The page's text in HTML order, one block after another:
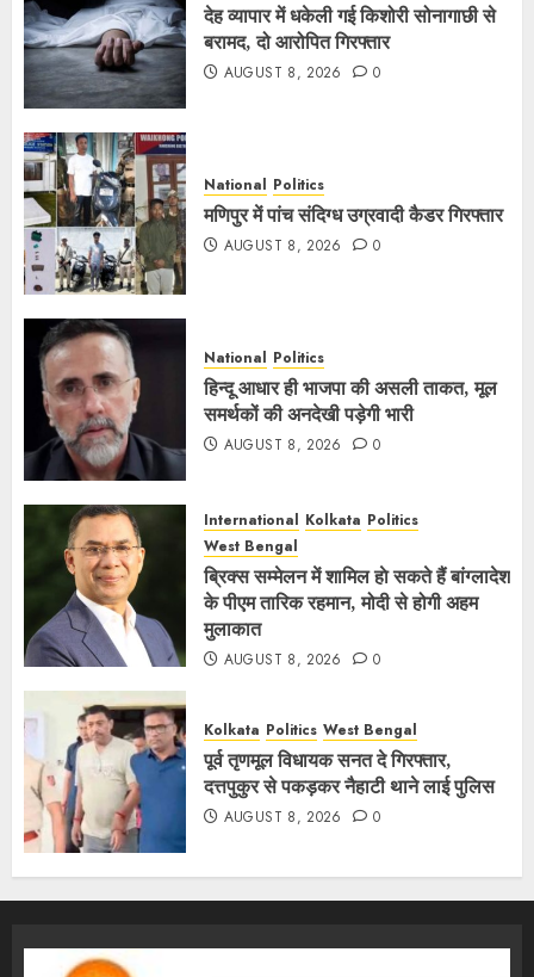
देह व्यापार में धकेली गई किशोरी सोनागाछी से
बरामद, दो आरोपित गिरफ्तार
AUGUST 8, 2026 0
National Politics
मणिपुर में पांच संदिग्ध उग्रवादी कैडर गिरफ्तार
AUGUST 8, 2026 0
National Politics
हिन्दू आधार ही भाजपा की असली ताकत, मूल
समर्थकों की अनदेखी पड़ेगी भारी
AUGUST 8, 2026 0
International Kolkata Politics
West Bengal
ब्रिक्स सम्मेलन में शामिल हाे सकते हैं बांग्लादेश
के पीएम तारिक रहमान, मोदी से होगी अहम
मुलाकात
AUGUST 8, 2026 0
Kolkata Politics West Bengal
पूर्व तृणमूल विधायक सनत दे गिरफ्तार,
दत्तपुकुर से पकड़कर नैहाटी थाने लाई पुलिस
AUGUST 8, 2026 0